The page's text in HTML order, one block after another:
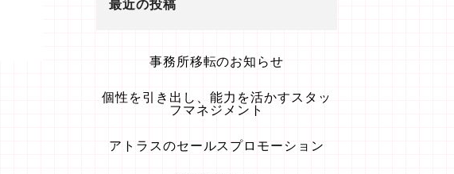
最近の投稿
事務所移転のお知らせ
個性を引き出し、能力を活かすスタッ
フマネジメント
アトラスのセールスプロモーション